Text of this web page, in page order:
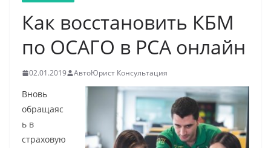
Как восстановить КБМ
по ОСАГО в РСА онлайн
02.01.2019 АвтоЮрист Консультация
Вновь
обращаяс
ь в
страховую